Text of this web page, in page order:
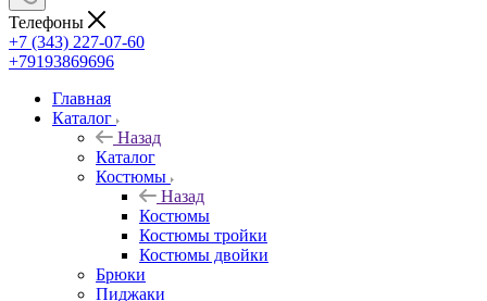
Телефоны
+7 (343) 227-07-60
+79193869696
Главная
Каталог
Назад
Каталог
Костюмы
Назад
Костюмы
Костюмы тройки
Костюмы двойки
Брюки
Пиджаки